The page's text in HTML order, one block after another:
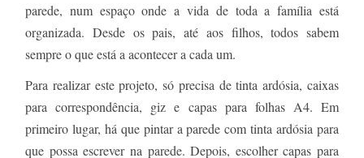
parede, num espaço onde a vida de toda a família está
organizada. Desde os pais, até aos filhos, todos sabem
sempre o que está a acontecer a cada um.
Para realizar este projeto, só precisa de tinta ardósia, caixas
para correspondência, giz e capas para folhas A4. Em
primeiro lugar, há que pintar a parede com tinta ardósia para
que possa escrever na parede. Depois, escolher capas para